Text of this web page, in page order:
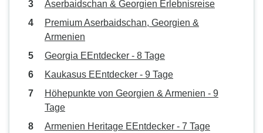
Aserbaidschan & Georgien Erlebnisreise
Premium Aserbaidschan, Georgien &
Armenien
Georgia EEntdecker - 8 Tage
Kaukasus EEntdecker - 9 Tage
Höhepunkte von Georgien & Armenien - 9
Tage
Armenien Heritage EEntdecker - 7 Tage